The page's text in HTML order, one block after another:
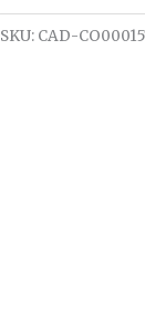
SKU: CAD-